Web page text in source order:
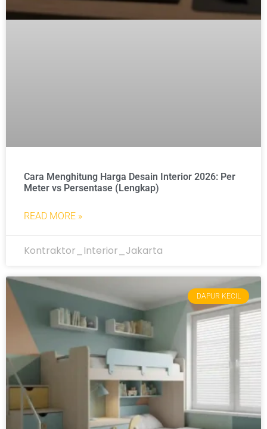
Cara Menghitung Harga Desain Interior 2026: Per
Meter vs Persentase (Lengkap)
READ MORE »
Kontraktor_Interior_Jakarta
DAPUR KECIL